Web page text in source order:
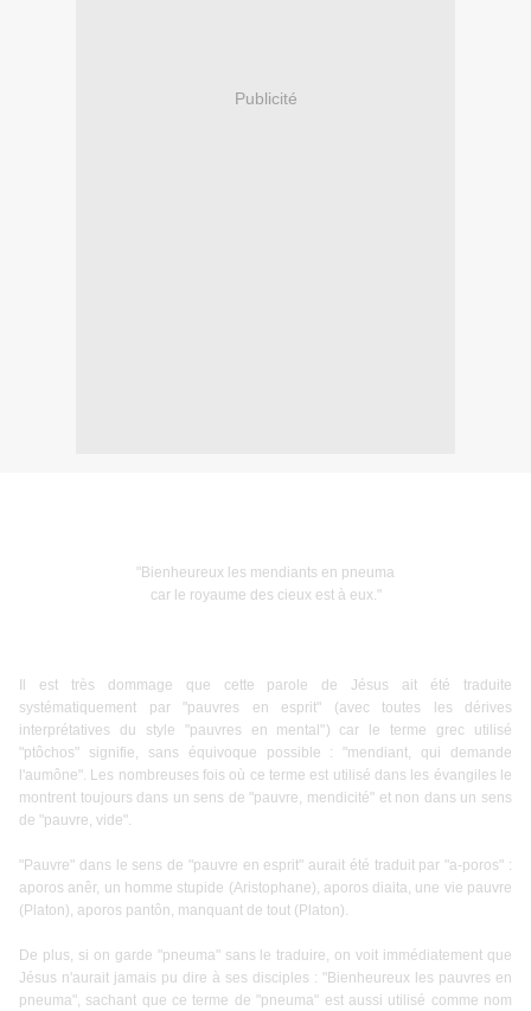
Publicité
"Bienheureux les mendiants en pneuma
car le royaume des cieux est à eux."
Il est très dommage que cette parole de Jésus ait été traduite
systématiquement par "pauvres en esprit" (avec toutes les dérives
interprétatives du style "pauvres en mental") car le terme grec utilisé
"ptôchos" signifie, sans équivoque possible : "mendiant, qui demande
l'aumône". Les nombreuses fois où ce terme est utilisé dans les évangiles le
montrent toujours dans un sens de "pauvre, mendicité" et non dans un sens
de "pauvre, vide".
"Pauvre" dans le sens de "pauvre en esprit" aurait été traduit par "a-poros" :
aporos anêr, un homme stupide (Aristophane), aporos diaita, une vie pauvre
(Platon), aporos pantôn, manquant de tout (Platon).
De plus, si on garde "pneuma" sans le traduire, on voit immédiatement que
Jésus n'aurait jamais pu dire à ses disciples : "Bienheureux les pauvres en
pneuma", sachant que ce terme de "pneuma" est aussi utilisé comme nom